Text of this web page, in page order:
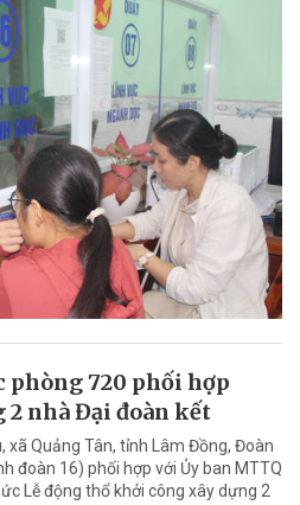
phòng 720 phối hợp
nhà Đại đoàn kết
xã Quảng Tân, tỉnh Lâm Đồng, Đoàn
đoàn 16) phối hợp với Ủy ban MTTQ
Lễ động thổ khởi công xây dựng 2